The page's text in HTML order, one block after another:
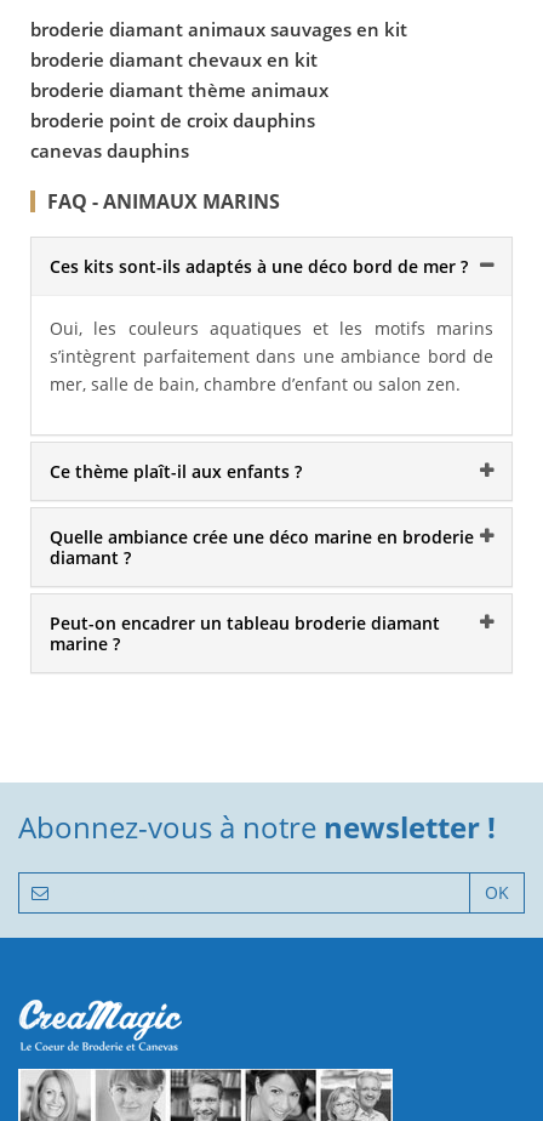
broderie diamant animaux sauvages en kit
broderie diamant chevaux en kit
broderie diamant thème animaux
broderie point de croix dauphins
canevas dauphins
FAQ - ANIMAUX MARINS
Ces kits sont-ils adaptés à une déco bord de mer ?
Oui, les couleurs aquatiques et les motifs marins
s’intègrent parfaitement dans une ambiance bord de
mer, salle de bain, chambre d’enfant ou salon zen.
Ce thème plaît-il aux enfants ?
Quelle ambiance crée une déco marine en broderie
diamant ?
Peut-on encadrer un tableau broderie diamant
marine ?
Abonnez-vous à notre newsletter !
OK